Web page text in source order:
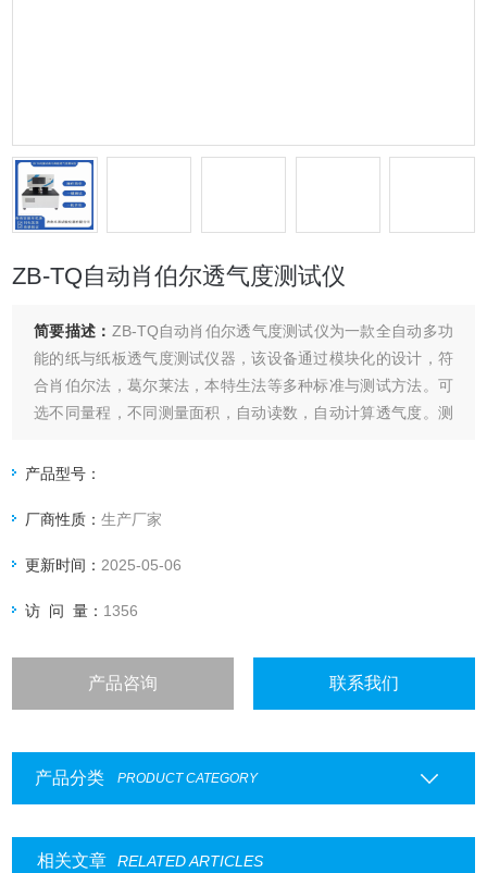
ZB-TQ自动肖伯尔透气度测试仪
简要描述： ZB-TQ自动肖伯尔透气度测试仪为一款全自动多功
能的纸与纸板透气度测试仪器，该设备通过模块化的设计，符
合肖伯尔法，葛尔莱法，本特生法等多种标准与测试方法。可
选不同量程，不同测量面积，自动读数，自动计算透气度。测
气体流量.
产品型号：
厂商性质：生产厂家
更新时间： 2025-05-06
访 问 量： 1356
产品咨询 联系我们
产品分类 PRODUCT CATEGORY
相关文章 RELATED ARTICLES